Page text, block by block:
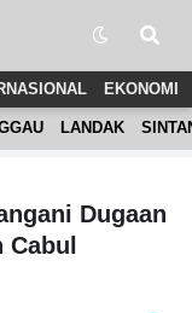
EKONOMI
LANDAK
Dugaan